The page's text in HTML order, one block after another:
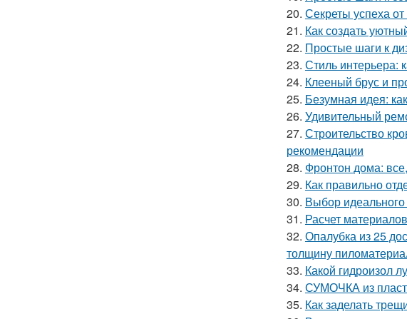
20. Секреты успеха
21. Как создать
22. Простые шаги к
23. Стиль интерьера:
24. Клееный брус и
25. Безумная идея:
26. Удивительный
27. Строительство
рекомендации
28. Фронтон дома:
29. Как правильно
30. Выбор
31. Расчет
32. Опалубка из 25
толщину
33. Какой гидроизол
34. СУМОЧКА из
35. Как заделать